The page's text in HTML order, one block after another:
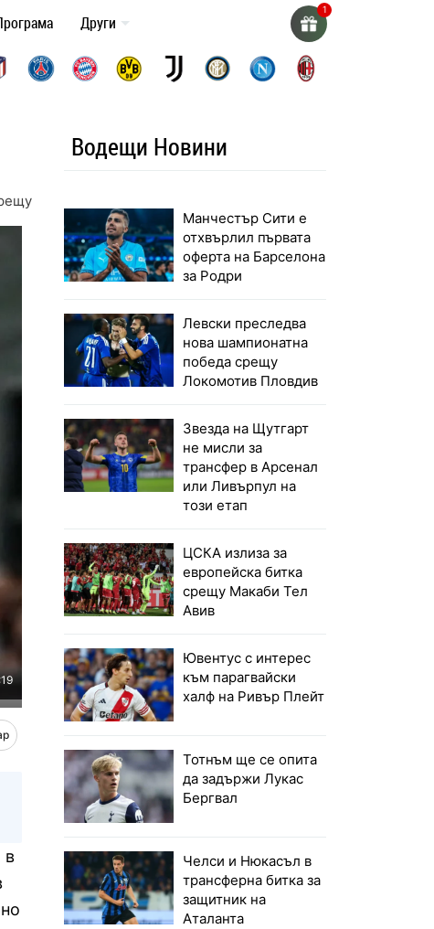
Други
Милан
в
Водещи Новини
Манчестър Сити е
отхвърлил първата
оферта на Барселона
за Родри
Левски преследва
нова шампионатна
победа срещу
Локомотив Пловдив
Звезда на Щутгарт
не мисли за
трансфер в Арсенал
или Ливърпул на
този етап
ЦСКА излиза за
европейска битка
срещу Макаби Тел
Авив
Ювентус с интерес
към парагвайски
халф на Ривър Плейт
Тотнъм ще се опита
да задържи Лукас
Бергвал
Челси и Нюкасъл в
трансферна битка за
защитник на
Аталанта